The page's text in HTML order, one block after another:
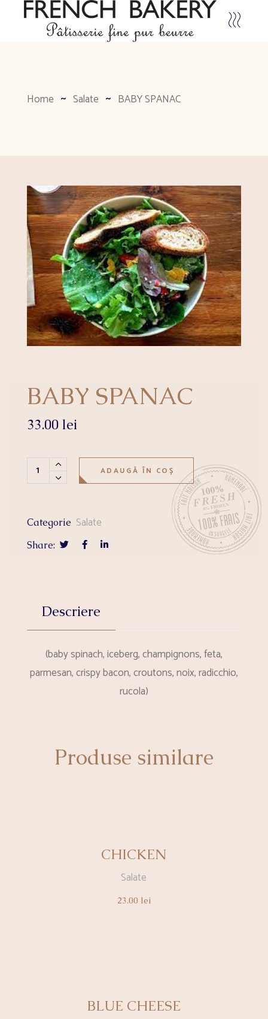
Home Salate BABY SPANAC
BABY SPANAC
33.00 lei
BABY SPANAC quantity
ADAUGĂ ÎN COȘ
Categorie Salate
Share:
Descriere
(baby spinach, iceberg, champignons, feta,
parmesan, crispy bacon, croutons, noix, radicchio,
rucola)
Produse similare
CHICKEN
Salate
23.00 lei
BLUE CHEESE